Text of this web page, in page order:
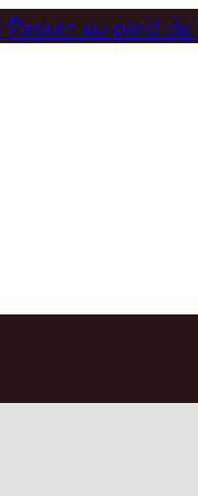
Passer au pied de